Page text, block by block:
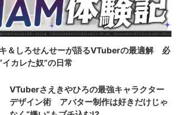
キ＆しろせんせーが語るVTuberの最適解 必
カレた奴”の日常
VTuberさえきやひろの最強キャラクター
デザイン術 アバター制作は好きだけじゃ